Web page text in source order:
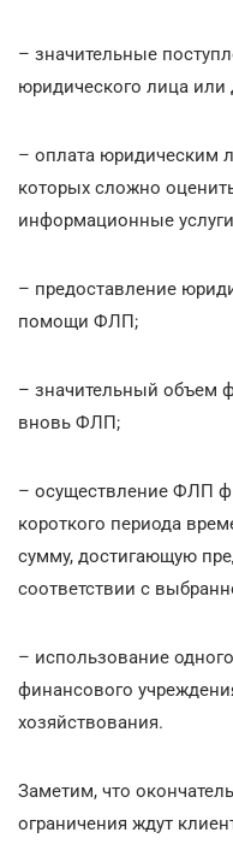
– значительные
юридического лица или
– оплата юридическим
которых сложно
информационные
– предоставление
помощи ФЛП;
– значительный объем
вновь ФЛП;
– осуществление ФЛП
короткого периода
сумму, достигающую
соответствии с
– использование
финансового
хозяйствования.
Заметим, что
ограничения ждут